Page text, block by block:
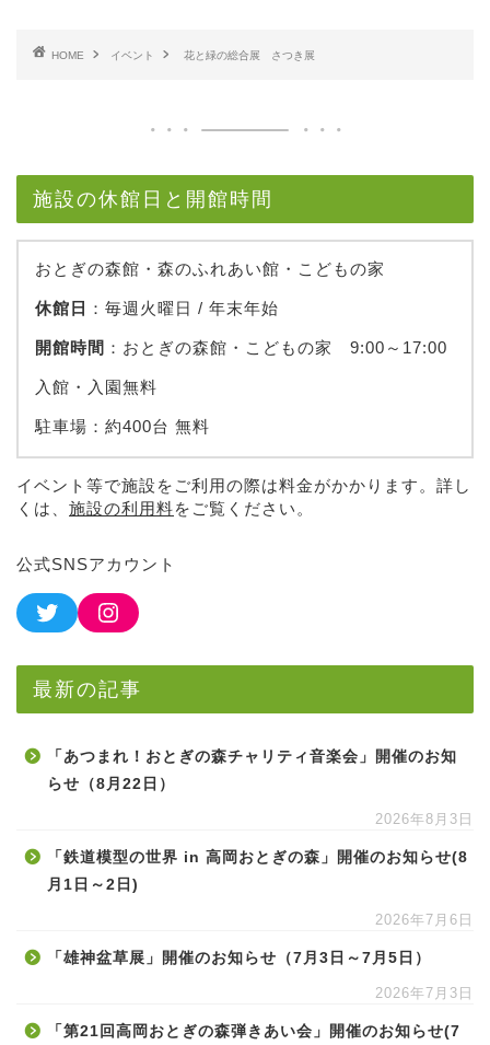
HOME イベント 花と緑の総合展 さつき展
施設の休館日と開館時間
おとぎの森館・森のふれあい館・こどもの家
休館日 ：毎週火曜日 / 年末年始
開館時間 ：おとぎの森館・こどもの家 9:00～17:00
入館・入園無料
駐車場：約400台 無料
イベント等で施設をご利用の際は料金がかかります。詳し
くは、 施設の利用料をご覧ください。
公式SNSアカウント
最新の記事
「あつまれ！おとぎの森チャリティ音楽会」開催のお知
らせ（8月22日）
2026年8月3日
「鉄道模型の世界 in 高岡おとぎの森」開催のお知らせ(8
月1日～2日)
2026年7月6日
「雄神盆草展」開催のお知らせ（7月3日～7月5日）
2026年7月3日
「第21回高岡おとぎの森弾きあい会」開催のお知らせ(7